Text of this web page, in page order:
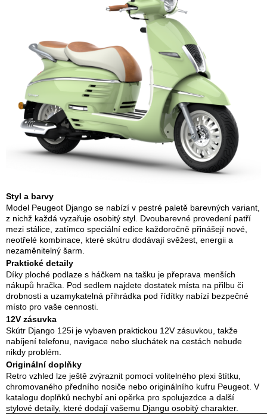
Styl a barvy
Model Peugeot Django se nabízí v pestré paletě barevných variant,
z nichž každá vyzařuje osobitý styl. Dvoubarevné provedení patří
mezi stálice, zatímco speciální edice každoročně přinášejí nové,
neotřelé kombinace, které skútru dodávají svěžest, energii a
nezaměnitelný šarm.
Praktické detaily
Díky ploché podlaze s háčkem na tašku je přeprava menších
nákupů hračka. Pod sedlem najdete dostatek místa na přilbu či
drobnosti a uzamykatelná přihrádka pod řídítky nabízí bezpečné
místo pro vaše cennosti.
12V zásuvka
Skútr Django 125i je vybaven praktickou 12V zásuvkou, takže
nabíjení telefonu, navigace nebo sluchátek na cestách nebude
nikdy problém.
Originální doplňky
Retro vzhled lze ještě zvýraznit pomocí volitelného plexi štítku,
chromovaného předního nosiče nebo originálního kufru Peugeot. V
katalogu doplňků nechybí ani opěrka pro spolujezdce a další
stylové detaily, které dodají vašemu Djangu osobitý charakter.